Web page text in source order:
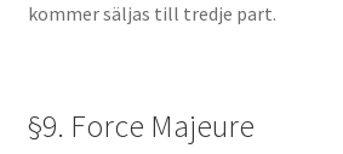
kommer säljas till tredje part.
§9. Force Majeure